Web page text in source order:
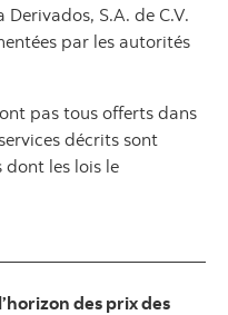
S.A. de C.V.
par les autorités
pas tous offerts dans
décrits sont
les lois le
des prix des